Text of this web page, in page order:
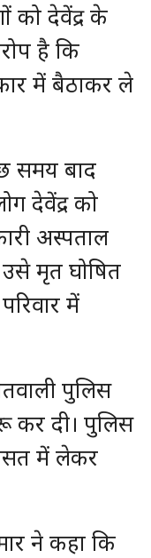
को देवेंद्र के
है कि
में बैठाकर ले
समय बाद
देवेंद्र को
अस्पताल
मृत घोषित
में
पुलिस
कर दी। पुलिस
में लेकर
ने कहा कि